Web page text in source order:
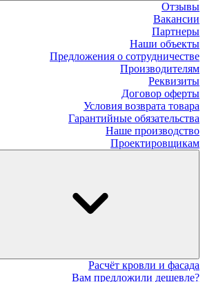
Отзывы
Вакансии
Партнеры
Наши объекты
Предложения о сотрудничестве
Производителям
Реквизиты
Договор оферты
Условия возврата товара
Гарантийные обязательства
Наше производство
Проектировщикам
Расчёт кровли и фасада
Вам предложили дешевле?